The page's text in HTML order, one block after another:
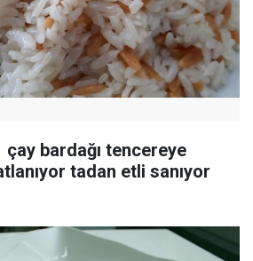
bardağı tencereye
tadan etli sanıyor